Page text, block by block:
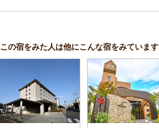
この宿をみた人は他にこんな宿をみています